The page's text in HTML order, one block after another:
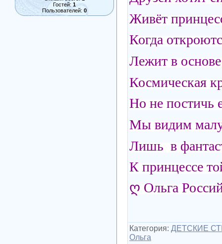
Гостей: 1
Пользователей: 0
Живёт
Когда
Лежит в
Космическая
Но не постичь
Мы видим
Лишь в
К принцессе
ღ Ольга
Категория: ДЕТСКИЕ
Ольга